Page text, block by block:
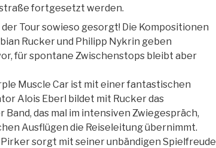
fortgesetzt werden.
Tour sowieso gesorgt! Die Kompositionen
Rucker und Philipp Nykrin geben
für spontane Zwischenstops bleibt aber
Muscle Car ist mit einer fantastischen
Alois Eberl bildet mit Rucker das
Band, das mal im intensiven Zwiegespräch,
Ausflügen die Reiseleitung übernimmt.
sorgt mit seiner unbändigen Spielfreude